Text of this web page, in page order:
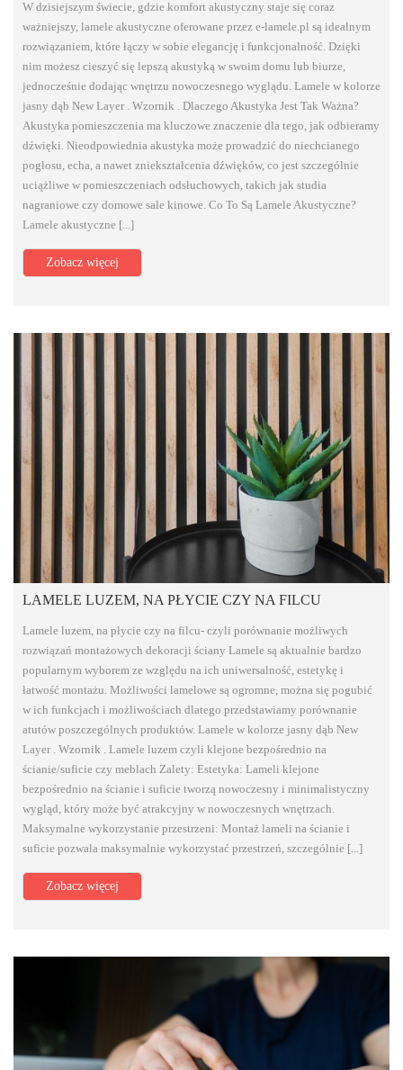
W dzisiejszym świecie, gdzie komfort akustyczny staje się coraz
ważniejszy, lamele akustyczne oferowane przez e-lamele.pl są idealnym
rozwiązaniem, które łączy w sobie elegancję i funkcjonalność. Dzięki
nim możesz cieszyć się lepszą akustyką w swoim domu lub biurze,
jednocześnie dodając wnętrzu nowoczesnego wyglądu. Lamele w kolorze
jasny dąb New Layer . Wzornik . Dlaczego Akustyka Jest Tak Ważna?
Akustyka pomieszczenia ma kluczowe znaczenie dla tego, jak odbieramy
dźwięki. Nieodpowiednia akustyka może prowadzić do niechcianego
pogłosu, echa, a nawet zniekształcenia dźwięków, co jest szczególnie
uciążliwe w pomieszczeniach odsłuchowych, takich jak studia
nagraniowe czy domowe sale kinowe. Co To Są Lamele Akustyczne?
Lamele akustyczne [...]
Zobacz więcej
LAMELE LUZEM, NA PŁYCIE CZY NA FILCU
Lamele luzem, na płycie czy na filcu- czyli porównanie możliwych
rozwiązań montażowych dekoracji ściany Lamele są aktualnie bardzo
popularnym wyborem ze względu na ich uniwersalność, estetykę i
łatwość montażu. Możliwości lamelowe są ogromne, można się pogubić
w ich funkcjach i możliwościach dlatego przedstawiamy porównanie
atutów poszczególnych produktów. Lamele w kolorze jasny dąb New
Layer . Wzornik . Lamele luzem czyli klejone bezpośrednio na
ścianie/suficie czy meblach Zalety: Estetyka: Lameli klejone
bezpośrednio na ścianie i suficie tworzą nowoczesny i minimalistyczny
wygląd, który może być atrakcyjny w nowoczesnych wnętrzach.
Maksymalne wykorzystanie przestrzeni: Montaż lameli na ścianie i
suficie pozwala maksymalnie wykorzystać przestrzeń, szczególnie [...]
Zobacz więcej